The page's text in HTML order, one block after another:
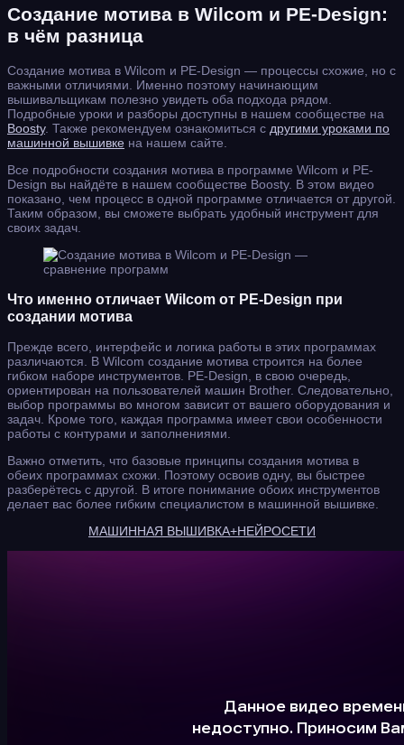
Создание мотива в Wilcom и PE-Design:
в чём разница
Создание мотива в Wilcom и PE-Design — процессы схожие, но с
важными отличиями. Именно поэтому начинающим
вышивальщикам полезно увидеть оба подхода рядом.
Подробные уроки и разборы доступны в нашем сообществе на
Boosty. Также рекомендуем ознакомиться с другими уроками по
машинной вышивке на нашем сайте.
Все подробности создания мотива в программе Wilcom и PE-
Design вы найдёте в нашем сообществе Boosty. В этом видео
показано, чем процесс в одной программе отличается от другой.
Таким образом, вы сможете выбрать удобный инструмент для
своих задач.
Что именно отличает Wilcom от PE-Design при
создании мотива
Прежде всего, интерфейс и логика работы в этих программах
различаются. В Wilcom создание мотива строится на более
гибком наборе инструментов. PE-Design, в свою очередь,
ориентирован на пользователей машин Brother. Следовательно,
выбор программы во многом зависит от вашего оборудования и
задач. Кроме того, каждая программа имеет свои особенности
работы с контурами и заполнениями.
Важно отметить, что базовые принципы создания мотива в
обеих программах схожи. Поэтому освоив одну, вы быстрее
разберётесь с другой. В итоге понимание обоих инструментов
делает вас более гибким специалистом в машинной вышивке.
МАШИННАЯ ВЫШИВКА+НЕЙРОСЕТИ